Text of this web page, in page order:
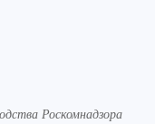
Роскомнадзора